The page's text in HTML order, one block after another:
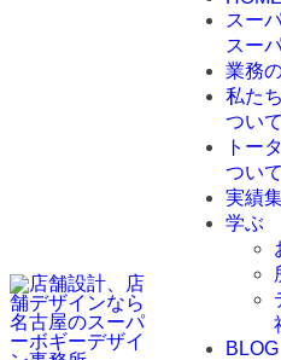
スー
スー
業務
私た
ついて
トー
ついて
実績
学ぶ
BLOG